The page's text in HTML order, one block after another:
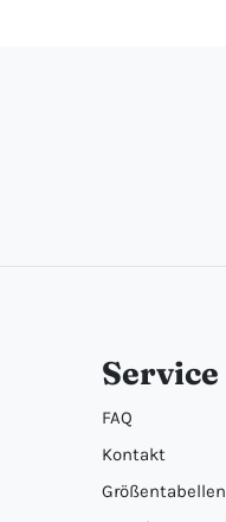
Service
FAQ
Kontakt
Größentabellen